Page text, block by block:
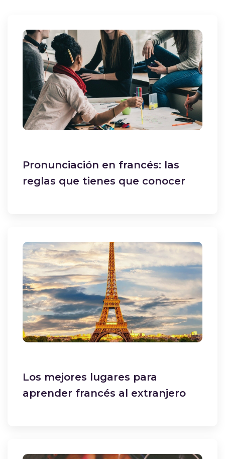
Pronunciación en francés: las
reglas que tienes que conocer
Los mejores lugares para
aprender francés al extranjero